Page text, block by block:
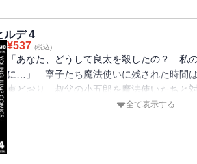
ルデ 4
¥537 (税込)
「あなた、どうして良太を殺したの？ 私
に…」 寧子たち魔法使いに残された時間
束どおり、叔父の小五郎を魔法使いたちと
在を信じない小五郎の前で彼女たちは!? そ
全て表示する